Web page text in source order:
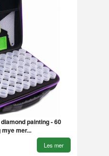
painting - 60
mer...
Les mer